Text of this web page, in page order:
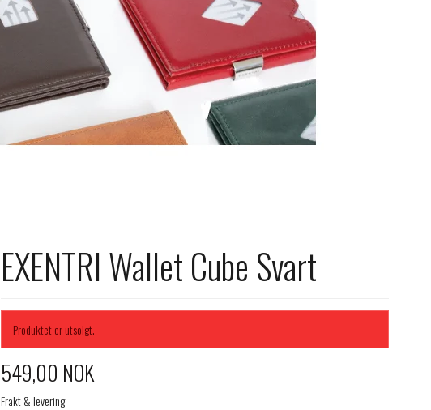
EXENTRI Wallet Cube Svart
Produktet er utsolgt.
549,00 NOK
Frakt & levering